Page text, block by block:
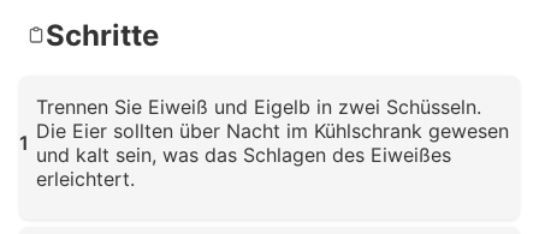
Schritte
1
Trennen Sie Eiweiß und Eigelb in zwei Schüsseln.
Die Eier sollten über Nacht im Kühlschrank gewesen
und kalt sein, was das Schlagen des Eiweißes
erleichtert.